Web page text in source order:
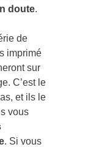
doute.
de
imprimé
sur
C’est le
et ils le
vous
. Si vous